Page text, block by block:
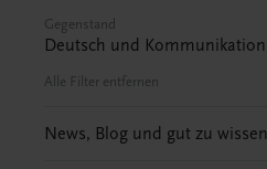
Gegenstand
Deutsch und Kommunikation
Alle Filter entfernen
News, Blog und gut zu wissen